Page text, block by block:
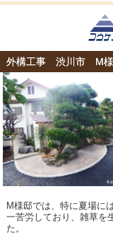
外構工事 渋川市 M
M様邸では、特に夏場に
一苦労しており、雑草を
た。